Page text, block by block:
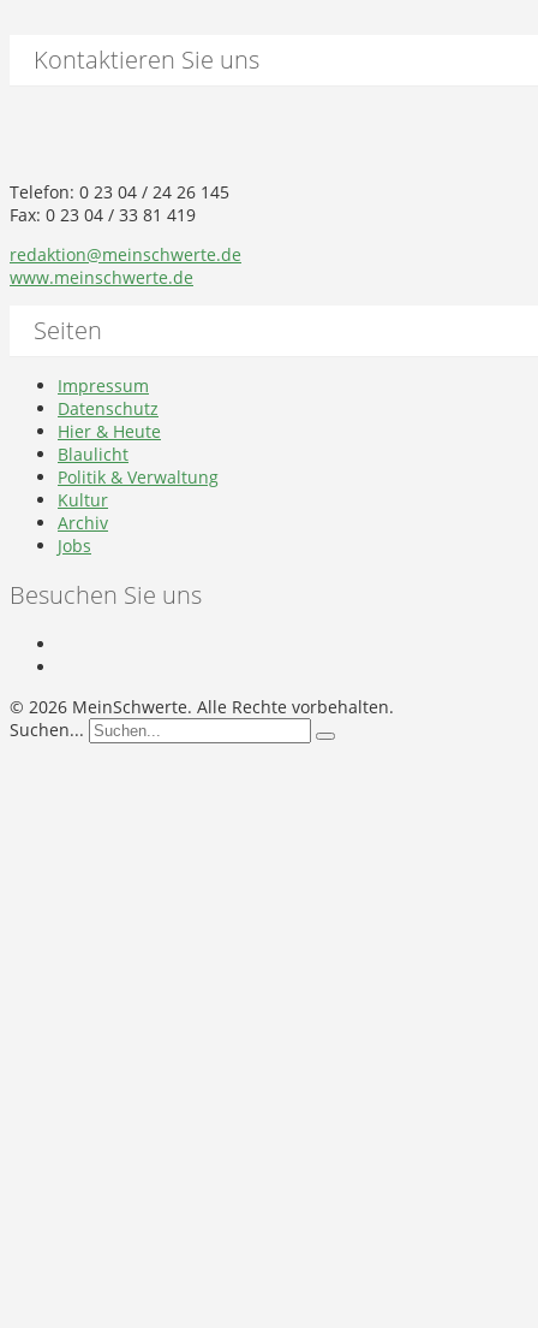
Kontaktieren Sie uns
Telefon: 0 23 04 / 24 26 145
Fax: 0 23 04 / 33 81 419
redaktion@meinschwerte.de
www.meinschwerte.de
Seiten
Impressum
Datenschutz
Hier & Heute
Blaulicht
Politik & Verwaltung
Kultur
Archiv
Jobs
Besuchen Sie uns
© 2026 MeinSchwerte. Alle Rechte vorbehalten.
Suchen...